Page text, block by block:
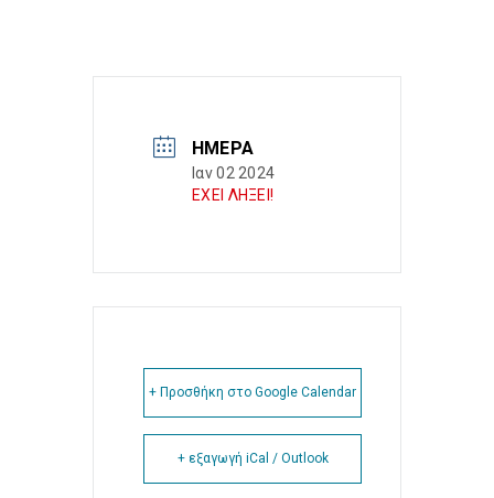
ΗΜΈΡΑ
Ιαν 02 2024
ΕΧΕΙ ΛΗΞΕΙ!
+ Προσθήκη στο Google Calendar
+ εξαγωγή iCal / Outlook